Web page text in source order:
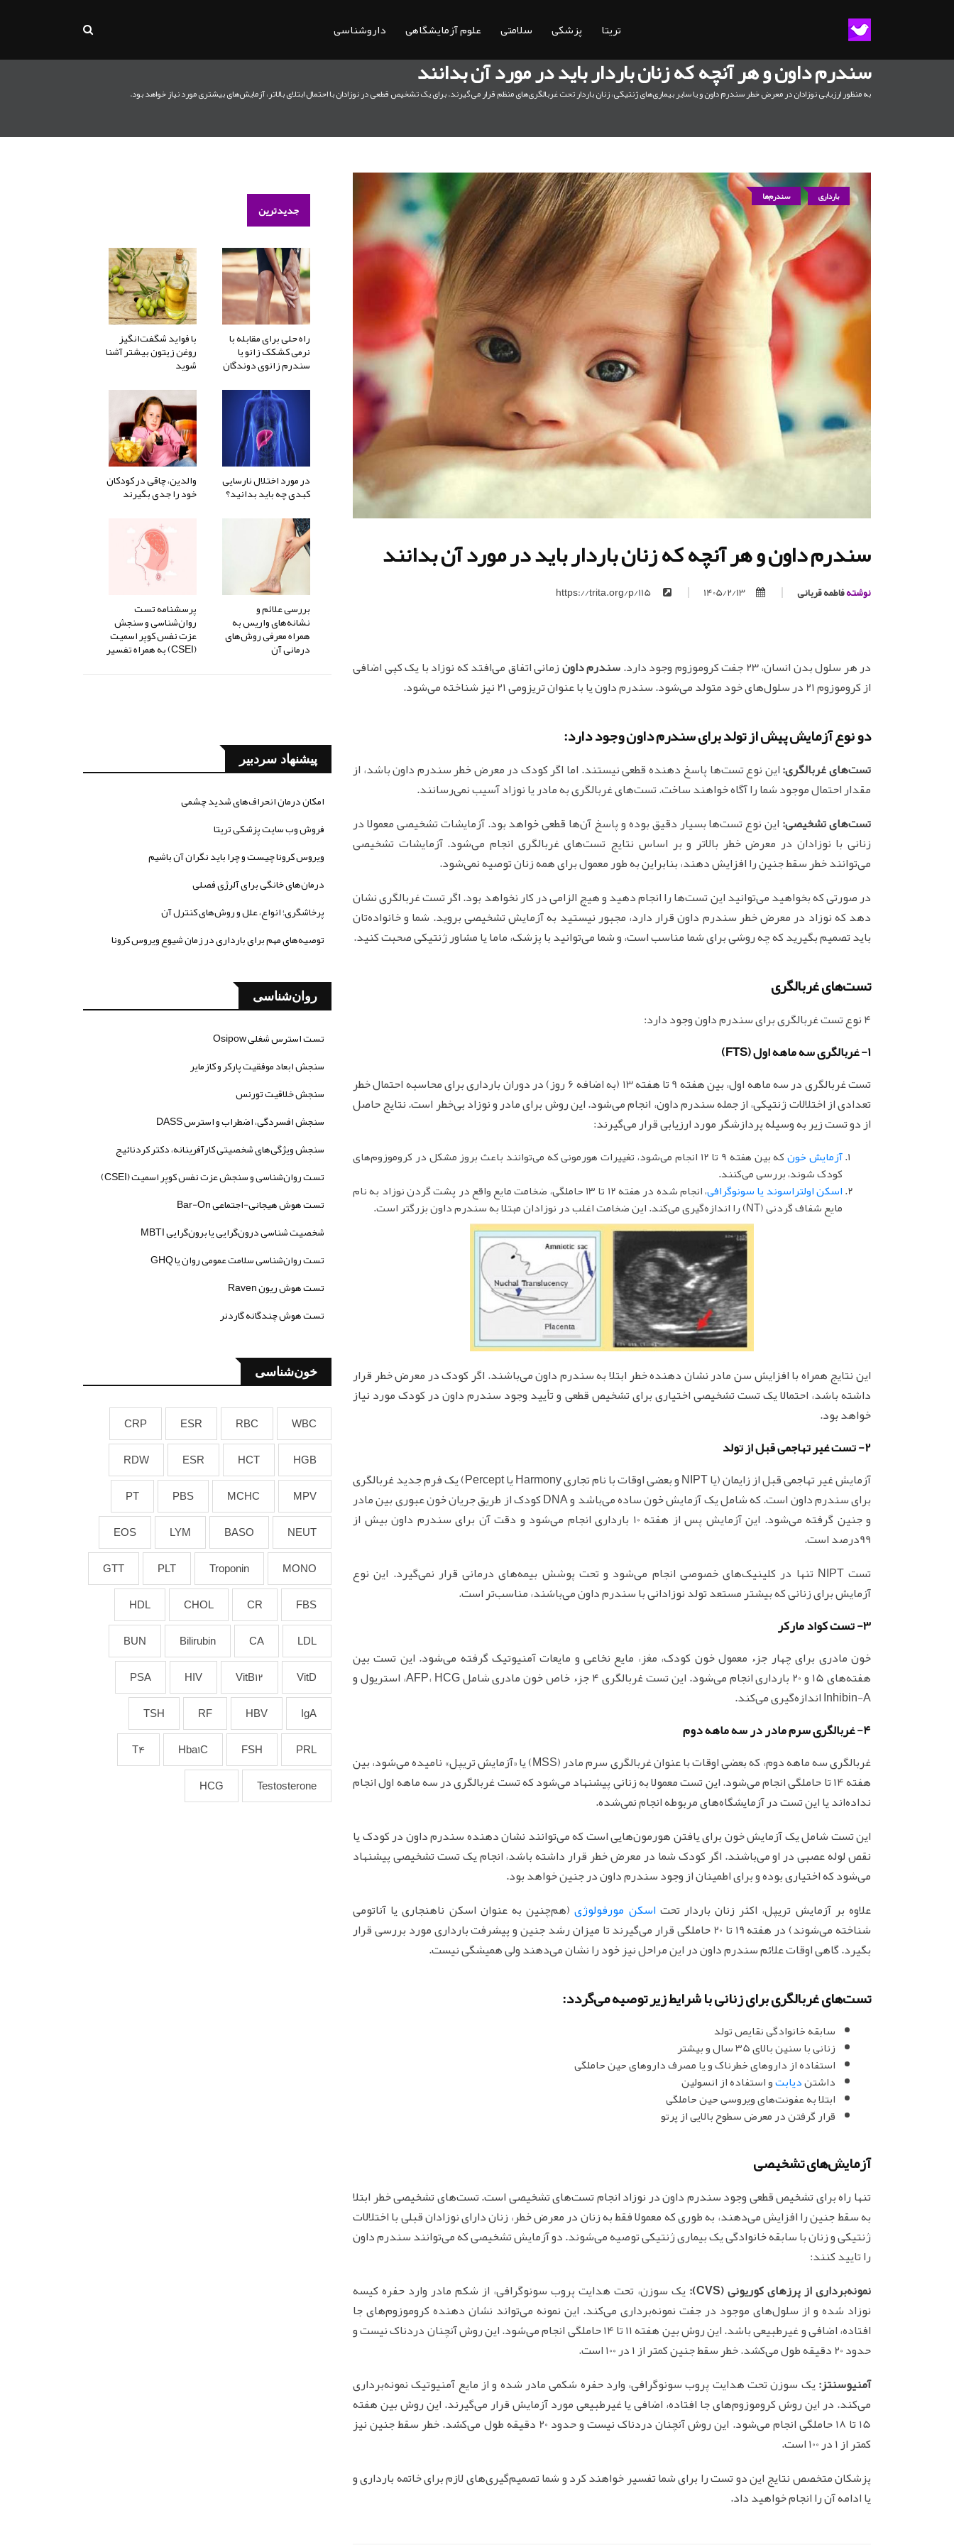
تریتا پزشکی سلامتی علوم آزمایشگاهی داروشناسی
سندرم داون و هر آنچه که زنان باردار باید در مورد آن بدانند
به منظور ارزیابی نوزادان در معرض خطر سندرم داون و یا سایر بیماری‌های ژنتیکی، زنان باردار تحت غربالگری‌های منظم قرار می‌گیرند. برای یک تشخیص قطعی در نوزادان با احتمال ابتلای بالاتر، آزمایش‌های بیشتری مورد نیاز خواهد بود.
بارداری سندرم‌ها
سندرم داون و هر آنچه که زنان باردار باید در مورد آن بدانند
نوشتهفاطمه قربانی 1405/2/13
در هر سلول بدن انسان، 23 جفت کروموزوم وجود دارد. سندرم داونزمانی اتفاق می‌افتد که نوزاد با یک کپی اضافی
از کروموزوم 21 در سلول‌های خود متولد می‌شود. سندرم داون یا با عنوان تریزومی 21 نیز شناخته می‌شود.
دو نوع آزمایش پیش از تولد برای سندرم داون وجود دارد:
تست‌های غربالگری:این نوع تست‌ها پاسخ دهنده قطعی نیستند. اما اگر کودک در معرض خطر سندرم داون باشد، از
مقدار احتمال موجود شما را آگاه خواهند ساخت. تست‌های غربالگری به مادر یا نوزاد آسیب نمی‌رسانند.
تست‌های تشخیصی:این نوع تست‌ها بسیار دقیق بوده و پاسخ آن‌ها قطعی خواهد بود. آزمایشات تشخیصی معمولا در
زنانی با نوزادان در معرض خطر بالاتر و بر اساس نتایج تست‌های غربالگری انجام می‌شود. آزمایشات تشخیصی
می‌توانند خطر سقط جنین را افزایش دهند، بنابراین به طور معمول برای همه زنان توصیه نمی‌شود.
در صورتی که بخواهید می‌توانید این تست‌ها را انجام دهید و هیچ الزامی در کار نخواهد بود. اگر تست غربالگری نشان
دهد که نوزاد در معرض خطر سندرم داون قرار دارد، مجبور نیستید به آزمایش تشخیصی بروید. شما و خانواده‌تان
باید تصمیم بگیرید که چه روشی برای شما مناسب است، و شما می‌توانید با پزشک، ماما یا مشاور ژنتیکی صحبت کنید.
تست‌های غربالگری
4 نوع تست غربالگری برای سندرم داون وجود دارد:
1- غربالگری سه ماهه اول (FTS)
تست غربالگری در سه ماهه اول، بین هفته 9 تا هفته 13 (به اضافه 6 روز) در دوران بارداری برای محاسبه احتمال خطر
تعدادی از اختلالات ژنتیکی، از جمله سندرم داون، انجام می‌شود. این روش برای مادر و نوزاد بی‌خطر است. نتایج حاصل
از دو تست زیر به وسیله پردازشگر مورد ارزیابی قرار می‌گیرند:
آزمایش خون
که بین هفته 9 تا 12 انجام می‌شود، تغییرات هورمونی که می‌توانند باعث بروز مشکل در کروموزوم‌های
کودک شوند، بررسی می‌کنند.
اسکن اولتراسوند یا سونوگرافی
، انجام شده در هفته 12 تا 13 حاملگی، ضخامت مایع واقع در پشت گردن نوزاد به نام
مایع شفاف گردنی (NT) را اندازه‌گیری می‌کند. این ضخامت اغلب در نوزادان مبتلا به سندرم داون بزرگتر است.
این نتایج همراه با افزایش سن مادر نشان دهنده خطر ابتلا به سندرم داون می‌باشند. اگر کودک در معرض خطر قرار
داشته باشد، احتمالا یک تست تشخیصی اختیاری برای تشخیص قطعی و تأیید وجود سندرم داون در کودک مورد نیاز
خواهد بود.
2- تست غیر تهاجمی قبل از تولد
آزمایش غير تهاجمی قبل از زايمان (يا NIPT و بعضی اوقات با نام تجاری Harmony يا Percept) يک فرم جديد غربالگری
برای سندرم داون است. که شامل یک آزمایش خون ساده می‌باشد و DNA کودک از طریق جریان خون عبوری بین مادر
و جنین گرفته می‌شود. این آزمایش پس از هفته 10 بارداری انجام می‌شود و دقت آن برای سندرم داون بیش از
99درصد است.
تست NIPT تنها در کلینیک‌های خصوصی انجام می‌شود و تحت پوشش بیمه‌های درمانی قرار نمی‌گیرد. این نوع
آزمایش برای زنانی که بیشتر مستعد تولد نوزادانی با سندرم داون می‌باشند، مناسب‌تر است.
3- تست کواد مارکر
خون مادری برای چهار جزء معمول خون کودک، مغز، مایع نخاعی و مایعات آمنیوتیک گرفته می‌شود. این تست بین
هفته‌های 15 و 20 بارداری انجام می‌شود. این تست غربالگری 4 جزء خاص خون مادری شامل AFP، HCG، استریول و
Inhibin-A اندازه‌گیری می‌کند.
4- غربالگری سرم مادر در سه ماهه دوم
غربالگری سه ماهه دوم، که بعضی اوقات با عنوان غربالگری سرم مادر (MSS) یا «آزمایش تریپل» نامیده می‌شود، بین
هفته 14 تا حاملگی انجام می‌شود. این تست معمولا به زنانی پیشنهاد می‌شود که تست غربالگری در سه ماهه اول انجام
نداده‌اند یا این تست در آزمایشگاه‌های مربوطه انجام نمی‌شده.
این تست شامل یک آزمایش خون برای یافتن هورمون‌هایی است که می‌توانند نشان دهنده سندرم داون در کودک یا
نقص لوله عصبی در او می‌باشند. اگر کودک شما در معرض خطر قرار داشته باشد، انجام یک تست تشخیصی پیشنهاد
می‌شود که اختیاری بوده و برای اطمینان از وجود سندرم داون در جنین خواهد بود.
علاوه بر آزمایش تریپل، اکثر زنان باردار تحتاسکن مورفولوژی(هم‌چنین به عنوان اسکن ناهنجاری یا آناتومی
شناخته می‌شوند) در هفته 19 تا 20 حاملگی قرار می‌گیرند تا میزان رشد جنین و پیشرفت بارداری مورد بررسی قرار
بگیرد. گاهی اوقات علائم سندرم داون در این مراحل نیز خود را نشان می‌دهند ولی همیشگی نیست.
تست‌های غربالگری برای زنانی با شرایط زیر توصیه می‌گردد:
سابقه خانوادگی نقایص تولد
زنانی با سنین بالای 35 سال و بیشتر
استفاده از داروهای خطرناک و یا مصرف داروهای حین حاملگی
داشتندیابتو استفاده از انسولین
ابتلا به عفونت‌های ویروسی حین حاملگی
قرار گرفتن در معرض سطوح بالایی از پرتو
آزمایش‌های تشخیصی
تنها راه برای تشخیص قطعی وجود سندرم داون در نوزاد انجام تست‌های تشخیصی است. تست‌های تشخیصی خطر ابتلا
به سقط جنین را افزایش می‌دهند، به طوری که معمولا فقط به زنان در معرض خطر، زنان دارای نوزادان قبلی با اختلالات
ژنتیکی و زنان با سابقه خانوادگی یک بیماری ژنتیکی توصیه می‌شوند. دو آزمایش تشخیصی که می‌توانند سندرم داون
را تایید کنند:
نمونه‌برداری از پرزهای کوریونی (CVS):
یک سوزن، تحت هدایت پروب سونوگرافی، از شکم مادر وارد حفره کیسه
نوزاد شده و از سلول‌های موجود در جفت نمونه‌برداری می‌کند. این نمونه می‌تواند نشان دهنده کروموزوم‌های جا
افتاده، اضافی و غیرطبیعی باشد. این روش بین هفته 11 تا 14 حاملگی انجام می‌شود. این روش آنچنان دردناک نیست و
حدود 20 دقیقه طول می‌کشد. خطر سقط جنین کمتر از 1 در 100 است.
آمنیوسنتز:یک سوزن تحت هدایت پروب سونوگرافی، وارد حفره شکمی مادر شده و از مایع آمنیوتیک نمونه‌برداری
می‌کند. در این روش کروموزوم‌های جا افتاده، اضافی یا غیرطبیعی مورد آزمایش قرار می‌گیرند. این روش بین هفته
15 تا 18 حاملگی انجام می‌شود. این روش آنچنان دردناک نیست و حدود 20 دقیقه طول می‌کشد. خطر سقط جنین نیز
کمتر از 1 در 100 است.
پزشکان متخصص نتایج این دو تست را برای شما تفسیر خواهند کرد و شما تصمیم‌گیری‌های لازم برای خاتمه بارداری و
یا ادامه آن را انجام خواهید داد.
جدیدترین
راه حلی برای مقابله با
نرمی کشکک زانو یا
سندرم زانوی دوندگان
با فواید شگفت‌انگیز
روغن زیتون بیشتر آشنا
شوید
در مورد اختلال نارسایی
کبدی چه باید بدانید؟
والدین، چاقی در کودکان
خود را جدی بگیرند
بررسی علائم و
نشانه‌های واریس به
همراه معرفی روش‌های
درمانی آن
پرسشنامه تست
روان‌شناسی و سنجش
عزت نفس کوپر اسمیت
(CSEI) به همراه تفسیر
پیشنهاد سردبیر
امکان درمان انحراف‌های شدید چشمی
فروش وب سایت پزشکی تریتا
ویروس کرونا چیست و چرا باید نگران آن باشیم
درمان‌های خانگی برای آلرژی فصلی
پرخاشگری؛ انواع، علل و روش‌های کنترل آن
توصیه‌های مهم برای بارداری در زمان شیوع ویروس کرونا
روان‌شناسی
تست استرس شغلی Osipow
سنجش ابعاد موفقیت پارکر و کازمایر
سنجش خلاقیت تورنس
سنجش افسردگی، اضطراب و استرس DASS
سنجش ویژگی‌های شخصیتی کارآفرینانه، دکتر کردنائیج
تست روان‌شناسی و سنجش عزت نفس کوپر اسمیت (CSEI)
تست هوش هیجانی-اجتماعی Bar-On
شخصیت شناسی درون‌گرایی یا برون‌گرایی MBTI
تست روان‌شناسی سلامت عمومی روان یا GHQ
تست هوش ریون Raven
تست هوش چندگانه گاردنر
خون‌شناسی
WBC
RBC
ESR
CRP
HGB
HCT
ESR
RDW
MPV
MCHC
PBS
PT
NEUT
BASO
LYM
EOS
MONO
Troponin
PLT
GTT
FBS
CR
CHOL
HDL
LDL
CA
Bilirubin
BUN
VitD
VitB12
HIV
PSA
IgA
HBV
RF
TSH
PRL
FSH
Hba1C
T4
Testosterone
HCG